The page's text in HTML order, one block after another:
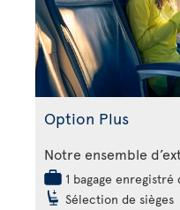
Option Plus
Notre ensemble
1 bagage enregistré
Sélection de sièges